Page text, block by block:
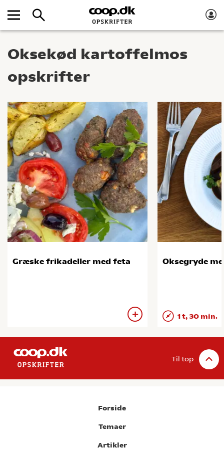
Oksekød kartoffelmos
opskrifter
Græske frikadeller med feta Oksegryde
1 t, 30 min.
Til top
Forside
Temaer
Artikler